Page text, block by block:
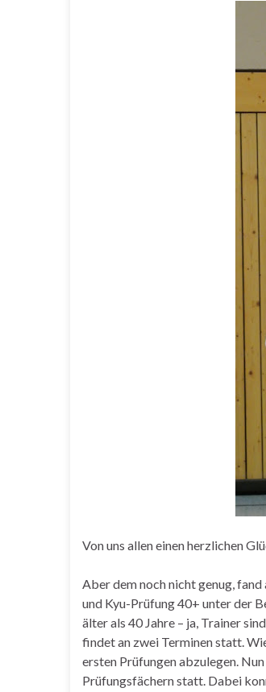
Von uns allen einen herzlichen
Aber dem noch nicht genug,
und Kyu-Prüfung 40+ unter der
älter als 40 Jahre – ja, Trainer
findet an zwei Terminen statt.
ersten Prüfungen abzulegen.
Prüfungsfächern statt. Dabei